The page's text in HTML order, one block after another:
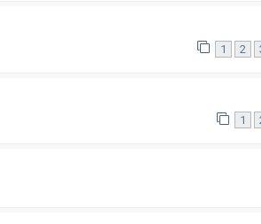
1 2
1